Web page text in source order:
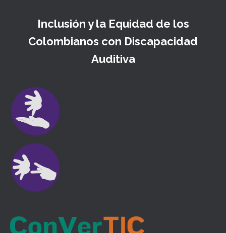
Inclusión y la Equidad de los
Colombianos con Discapacidad
Auditiva